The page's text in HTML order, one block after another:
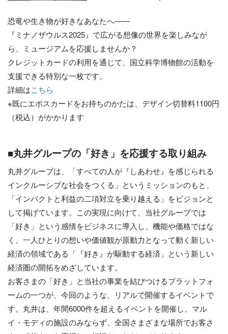
恐竜や生き物が好きなあなたへ――
『ミナノザウルス2025』で広がる想像の世界を楽しみなが
ら、ミュージアムを応援しませんか？
クレジットカードの利用を通じて、国立科学博物館の活動を
支援できる特別な一枚です。
詳細はこちら
※既にエポスカードをお持ちのかたは、デザイン切替料1100円
（税込）がかかります
■丸井グループの「好き」を応援する取り組み
丸井グループは、「すべての人が『しあわせ』を感じられる
インクルーシブな社会をつくる」というミッションのもと、
「インパクトと利益の二項対立を乗り越える」をビジョンと
して掲げています。この実現に向けて、当社グループでは
「好き」という感情をビジネスに導入し、機能や価格ではな
く、一人ひとりの想いや価値観が原動力となって動く新しい
経済の領域である「『好き』が駆動する経済」という新しい
経済圏の開拓をめざしています。
お客さまの「好き」と当社の事業を結びつけるプラットフォ
ームの一つが、今回のような、リアルで開催するイベントで
す。丸井は、年間6000件を超えるイベントを開催し、マル
イ・モディの施設のみならず、全国さまざまな場所でお客さ